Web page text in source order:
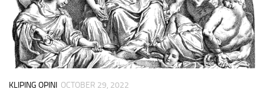
KLIPING OPINI OCTOBER 29, 2022